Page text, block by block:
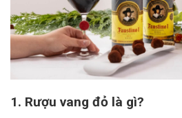
1. Rượu vang đỏ là gì?